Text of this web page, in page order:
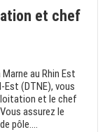
et chef
au Rhin Est
Est (DTNE), vous
et le chef
assurez le
pôle....